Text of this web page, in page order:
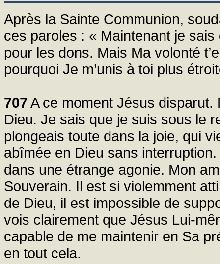
Après la Sainte Communion,
ces paroles : « Maintenant je
pour les dons. Mais Ma volonté
pourquoi Je m’unis à toi plus
707 A ce moment Jésus
Dieu. Je sais que je suis sous le
plongeais toute dans la joie, qui
abîmée en Dieu sans
dans une étrange agonie. Mon
Souverain. Il est si violemment
de Dieu, il est impossible de
vois clairement que Jésus Lui-
capable de me maintenir en Sa
en tout cela.